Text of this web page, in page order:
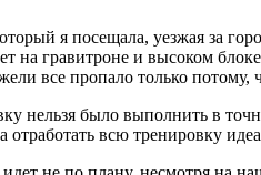
я посещала, уезжая за
на гравитроне и высоком
все пропало только
нельзя было выполнить в
отработать всю тренировку